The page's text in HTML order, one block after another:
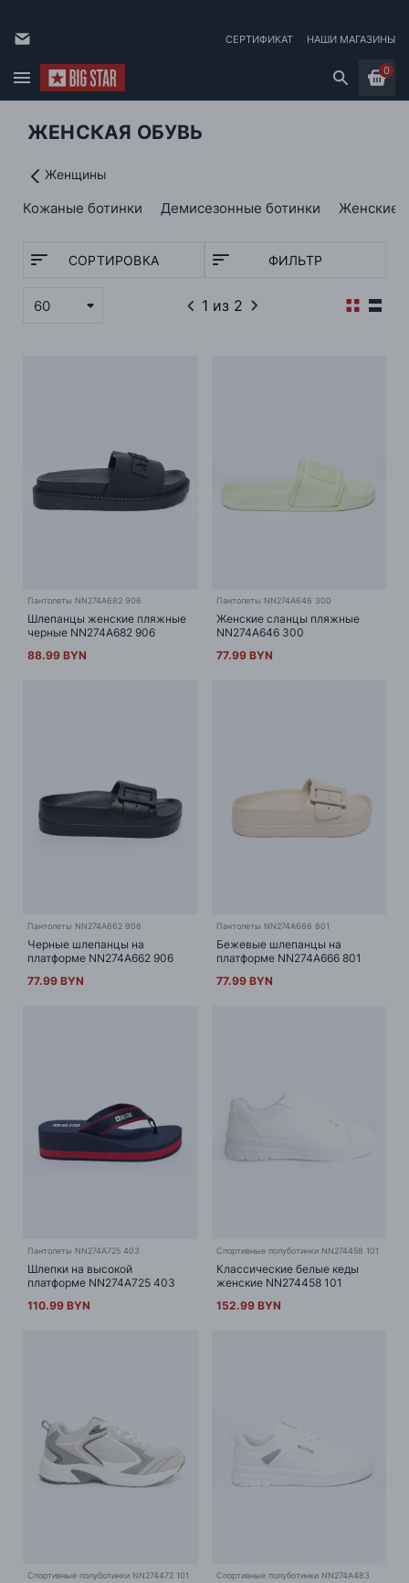
СЕРТИФИКАТ НАШИ МАГАЗИНЫ
0
ЖЕНСКАЯ ОБУВЬ
Женщины
Кожаные ботинки Демисезонные ботинки Женские
СОРТИРОВКА ФИЛЬТР
60 1 из 2
Пантолеты NN274A682 906
Шлепанцы женские пляжные
черные NN274A682 906
88.99 BYN
Пантолеты NN274A646 300
Женские сланцы пляжные
NN274A646 300
77.99 BYN
Пантолеты NN274A662 906
Черные шлепанцы на
платформе NN274A662 906
77.99 BYN
Пантолеты NN274A666 801
Бежевые шлепанцы на
платформе NN274A666 801
77.99 BYN
Пантолеты NN274A725 403
Шлепки на высокой
платформе NN274A725 403
110.99 BYN
Спортивные полуботинки NN274458 101
Классические белые кеды
женские NN274458 101
152.99 BYN
Cпортивные полуботинки NN274472 101
Спортивные полуботинки NN274A483